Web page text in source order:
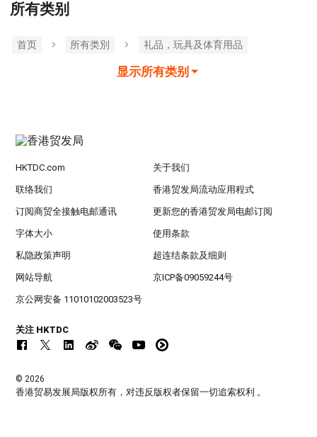
所有类别
首页 所有类別 礼品，玩具及体育用品
显示所有类别
HKTDC.com 关于我们
联络我们 香港贸发局流动应用程式
订阅商贸全接触电邮通讯 更新您的香港贸发局电邮订阅
字体大小 使用条款
私隐政策声明 超连结条款及细则
网站导航 京ICP备09059244号
京公网安备 11010102003523号
关注 HKTDC
© 2026
香港贸易发展局版权所有，对违反版权者保留一切追索权利 。